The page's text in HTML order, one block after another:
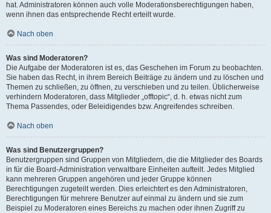
hat. Administratoren können auch volle Moderationsberechtigungen haben,
wenn ihnen das entsprechende Recht erteilt wurde.
Nach oben
Was sind Moderatoren?
Die Aufgabe der Moderatoren ist es, das Geschehen im Forum zu beobachten.
Sie haben das Recht, in ihrem Bereich Beiträge zu ändern und zu löschen und
Themen zu schließen, zu öffnen, zu verschieben und zu teilen. Üblicherweise
verhindern Moderatoren, dass Mitglieder „offtopic“, d. h. etwas nicht zum
Thema Passendes, oder Beleidigendes bzw. Angreifendes schreiben.
Nach oben
Was sind Benutzergruppen?
Benutzergruppen sind Gruppen von Mitgliedern, die die Mitglieder des Boards
in für die Board-Administration verwaltbare Einheiten aufteilt. Jedes Mitglied
kann mehreren Gruppen angehören und jeder Gruppe können
Berechtigungen zugeteilt werden. Dies erleichtert es den Administratoren,
Berechtigungen für mehrere Benutzer auf einmal zu ändern und sie zum
Beispiel zu Moderatoren eines Bereichs zu machen oder ihnen Zugriff zu